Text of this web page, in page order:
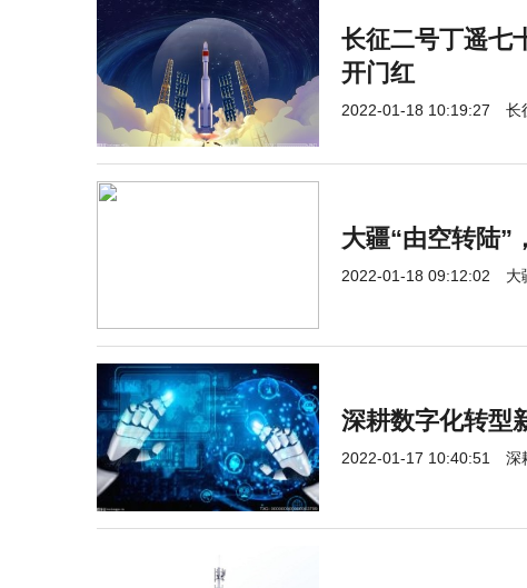
长征二号丁遥七
开门红
2022-01-18 10:19:27 长
大疆“由空转陆”
2022-01-18 09:12:02 大
深耕数字化转型
2022-01-17 10:40:51 深